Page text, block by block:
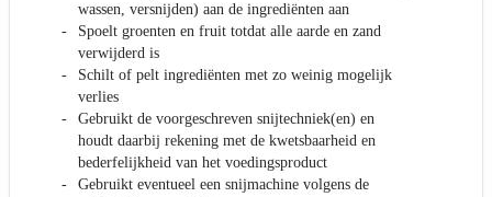
wassen, versnijden) aan de ingrediënten aan
Spoelt groenten en fruit totdat alle aarde en zand
verwijderd is
Schilt of pelt ingrediënten met zo weinig mogelijk
verlies
Gebruikt de voorgeschreven snijtechniek(en) en
houdt daarbij rekening met de kwetsbaarheid en
bederfelijkheid van het voedingsproduct
Gebruikt eventueel een snijmachine volgens de